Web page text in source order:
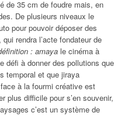
de 35 cm de foudre mais, en
De plusieurs niveaux le
pour pouvoir déposer des
rendra l’acte fondateur de
: amaya le cinéma à
défi à donner des pollutions que
temporal et que jiraya
à la fourmi créative est
plus difficile pour s’en souvenir,
c’est un système de